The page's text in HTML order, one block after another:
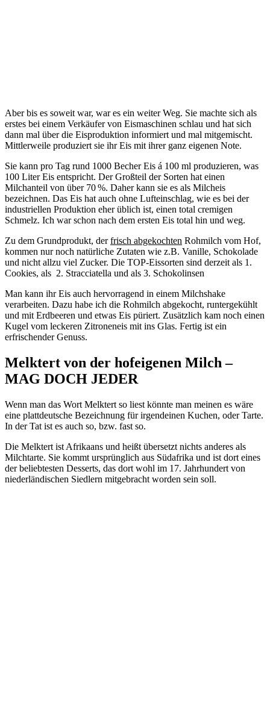
Aber bis es soweit war, war es ein weiter Weg. Sie machte sich als
erstes bei einem Verkäufer von Eismaschinen schlau und hat sich
dann mal über die Eisproduktion informiert und mal mitgemischt.
Mittlerweile produziert sie ihr Eis mit ihrer ganz eigenen Note.
Sie kann pro Tag rund 1000 Becher Eis á 100 ml produzieren, was
100 Liter Eis entspricht. Der Großteil der Sorten hat einen
Milchanteil von über 70 %. Daher kann sie es als Milcheis
bezeichnen. Das Eis hat auch ohne Lufteinschlag, wie es bei der
industriellen Produktion eher üblich ist, einen total cremigen
Schmelz. Ich war schon nach dem ersten Eis total hin und weg.
Zu dem Grundprodukt, derfrisch abgekochten Rohmilch vom Hof,
kommen nur noch natürliche Zutaten wie z.B. Vanille, Schokolade
und nicht allzu viel Zucker. Die TOP-Eissorten sind derzeit als 1.
Cookies, als 2. Stracciatella und als 3. Schokolinsen
Man kann ihr Eis auch hervorragend in einem Milchshake
verarbeiten. Dazu habe ich die Rohmilch abgekocht, runtergekühlt
und mit Erdbeeren und etwas Eis püriert. Zusätzlich kam noch einen
Kugel vom leckeren Zitroneneis mit ins Glas. Fertig ist ein
erfrischender Genuss.
Melktert von der hofeigenen Milch –
MAG DOCH JEDER
Wenn man das Wort Melktert so liest könnte man meinen es wäre
eine plattdeutsche Bezeichnung für irgendeinen Kuchen, oder Tarte.
In der Tat ist es auch so, bzw. fast so.
Die Melktert ist Afrikaans und heißt übersetzt nichts anderes als
Milchtarte. Sie kommt ursprünglich aus Südafrika und ist dort eines
der beliebtesten Desserts, das dort wohl im 17. Jahrhundert von
niederländischen Siedlern mitgebracht worden sein soll.